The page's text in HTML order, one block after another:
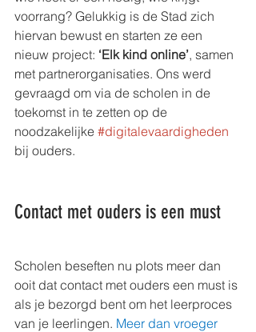
voorrang? Gelukkig is de Stad zich
hiervan bewust en starten ze een
nieuw project: ‘Elk kind online’, samen
met partnerorganisaties. Ons werd
gevraagd om via de scholen in de
toekomst in te zetten op de
noodzakelijke #digitalevaardigheden
bij ouders.
Contact met ouders is een must
Scholen beseften nu plots meer dan
ooit dat contact met ouders een must is
als je bezorgd bent om het leerproces
van je leerlingen. Meer dan vroeger